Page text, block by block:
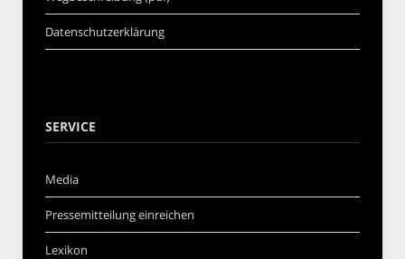
Datenschutzerklärung
SERVICE
Media
Pressemitteilung einreichen
Lexikon